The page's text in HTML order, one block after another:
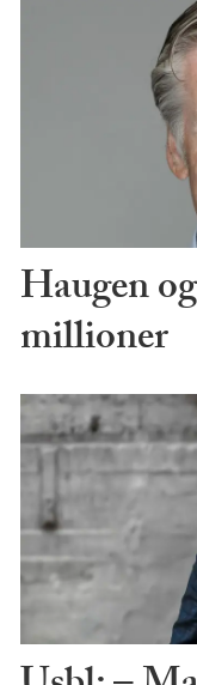
Haugen
millioner